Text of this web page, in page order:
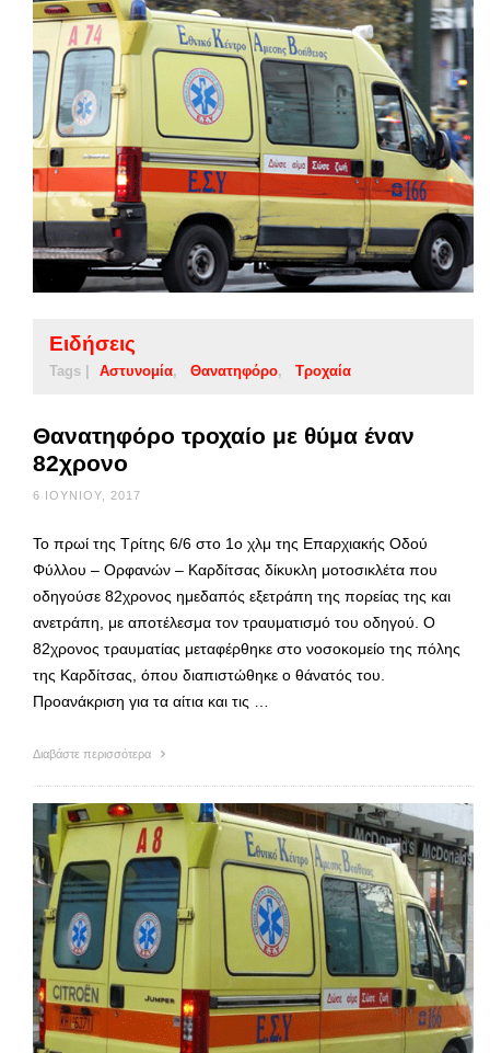
Ειδήσεις
Tags | Αστυνομία Θανατηφόρο Τροχαία
Θανατηφόρο τροχαίο με θύμα έναν
82χρονο
6 ΙΟΥΝΊΟΥ, 2017
Το πρωί της Τρίτης 6/6 στο 1ο χλμ της Επαρχιακής Οδού
Φύλλου – Ορφανών – Καρδίτσας δίκυκλη μοτοσικλέτα που
οδηγούσε 82χρονος ημεδαπός εξετράπη της πορείας της και
ανετράπη, με αποτέλεσμα τον τραυματισμό του οδηγού. Ο
82χρονος τραυματίας μεταφέρθηκε στο νοσοκομείο της πόλης
της Καρδίτσας, όπου διαπιστώθηκε ο θάνατός του.
Προανάκριση για τα αίτια και τις …
Διαβάστε περισσότερα